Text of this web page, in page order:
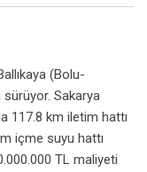
(Bolu-
sürüyor. Sakarya
117.8 km iletim hattı
içme suyu hattı
TL maliyeti